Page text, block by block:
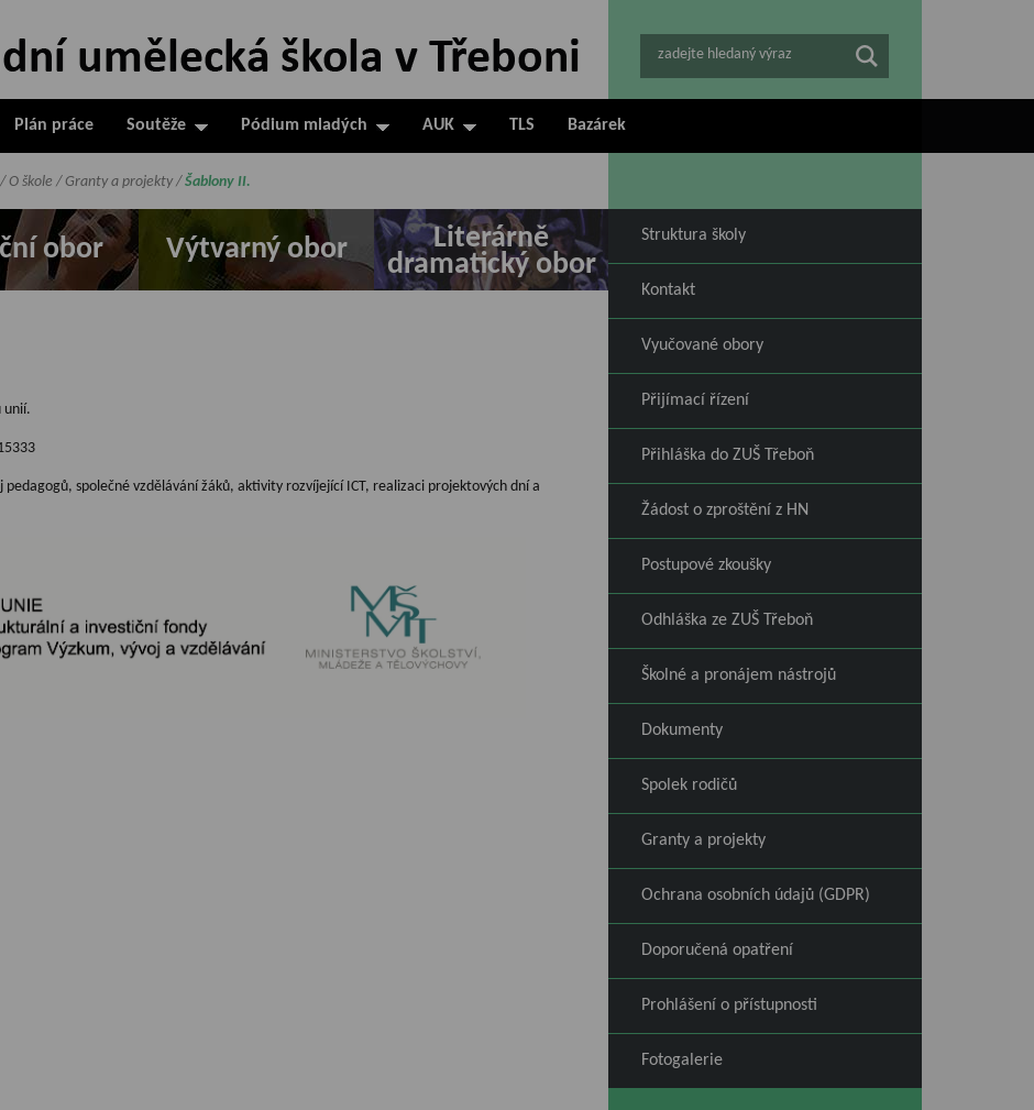
zadejte hledaný výraz
Plán práce Soutěže Pódium mladých AUK TLS Bazárek
obor Výtvarný obor
Literárně
dramatický obor
/ O škole / Granty a projekty/ Šablony II.
unií.
společné vzdělávání žáků, aktivity rozvíjející ICT, realizaci projektových dní a
Struktura školy
Kontakt
Vyučované obory
Přijímací řízení
Přihláška do ZUŠ Třeboň
Žádost o zproštění z HN
Postupové zkoušky
Odhláška ze ZUŠ Třeboň
Školné a pronájem nástrojů
Dokumenty
Spolek rodičů
Granty a projekty
Ochrana osobních údajů (GDPR)
Doporučená opatření
Prohlášení o přístupnosti
Fotogalerie